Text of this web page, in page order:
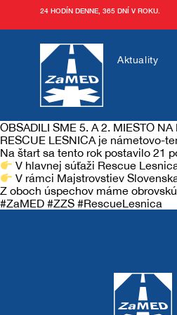
24 HODÍN DENNE, 365 DNÍ V ROKU.
Aktuality
Aktuality
O nás
Tréningové centrum
OBSADILI SME 5. A 2. MIESTO
RESCUE LESNICA je námetovo-
Na štart sa tento rok postavilo 21
V hlavnej súťaži Rescue
V rámci Majstrovstiev
Z oboch úspechov máme
#ZaMED #ZZS #RescueLesnica